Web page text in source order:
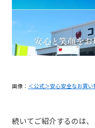
画像： ＜公式＞安心安全なお買
続いてご紹介するのは、